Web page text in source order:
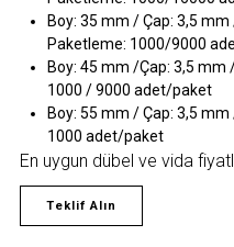
Boy: 35 mm / Çap: 3,5
Paketleme: 1000/9000
Boy: 45 mm /Çap: 3,5 mm
1000 / 9000 adet/paket
Boy: 55 mm / Çap: 3,5
1000 adet/paket
En uygun dübel ve vida
Teklif Alın